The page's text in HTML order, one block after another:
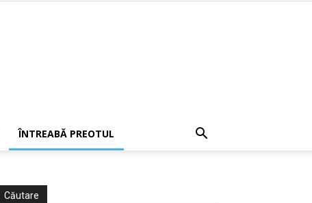
ÎNTREABĂ PREOTUL
Căutare